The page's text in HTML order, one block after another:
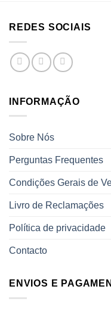
REDES SOCIAIS
INFORMAÇÃO
Sobre Nós
Perguntas Frequentes
Condições Gerais de
Livro de Reclamações
Política de privacidade
Contacto
ENVIOS E